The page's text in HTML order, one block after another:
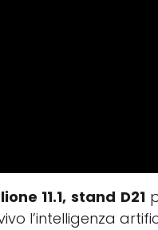
11.1, stand D21
l’intelligenza